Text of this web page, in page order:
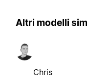
Altri modelli
Chris